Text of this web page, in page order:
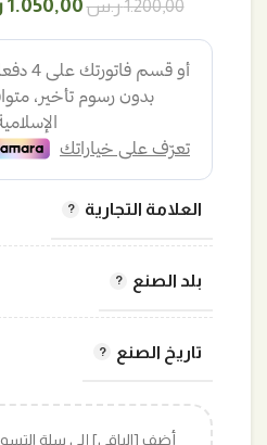
1.200,00ر.سالسعر
1.200,00 ر.س.
1.050,00
العلامة التجارية
بلد الصنع
تاريخ الصنع
أضف [الباقي] إلى سلة